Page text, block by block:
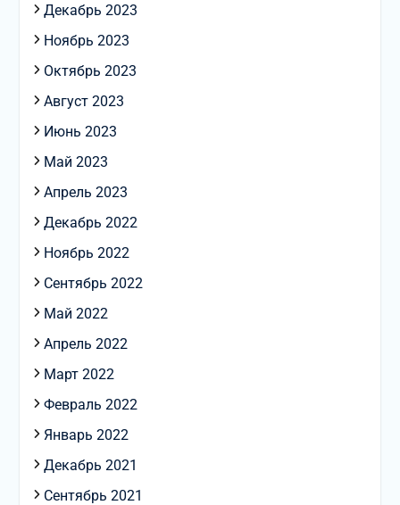
Декабрь 2023
Ноябрь 2023
Октябрь 2023
Август 2023
Июнь 2023
Май 2023
Апрель 2023
Декабрь 2022
Ноябрь 2022
Сентябрь 2022
Май 2022
Апрель 2022
Март 2022
Февраль 2022
Январь 2022
Декабрь 2021
Сентябрь 2021